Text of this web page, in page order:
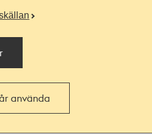
använda